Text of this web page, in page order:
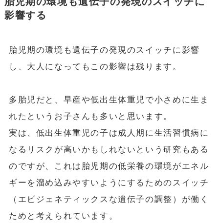
影響する
胎児期の環境も遺伝子の発現のスイッチに影響
し、大人になってもこの影響は残ります。
多胎児だと、早産や低出生体重児で小さめに生ま
れたというお子さんも多いと思います。
実は、低出生体重児の子は成人期に生活習慣病に
なるリスクが高いかもしれないという研究もある
のですが、これは胎児期の低栄養の環境がエネル
ギーを溜め込みやすいようにするためのスイッチ
（エピジェネティックスな遺伝子の調整）が働く
ためと考えられています。